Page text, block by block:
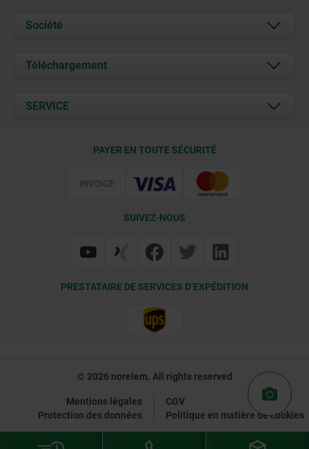
Société
À propos de nous
Contact
Téléchargement
Documents
SERVICE
PAYER EN TOUTE SÉCURITÉ
SUIVEZ-NOUS
PRESTATAIRE DE SERVICES D’EXPÉDITION
© 2026 norelem. All rights reserved
Mentions légales
CGV
Protection des données
Politique en matière de cookies